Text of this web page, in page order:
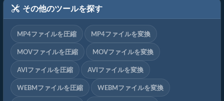
その他のツールを探す
MP4ファイルを圧縮 MP4ファイルを変換
MOVファイルを圧縮 MOVファイルを変換
AVIファイルを圧縮 AVIファイルを変換
WEBMファイルを圧縮 WEBMファイルを変換